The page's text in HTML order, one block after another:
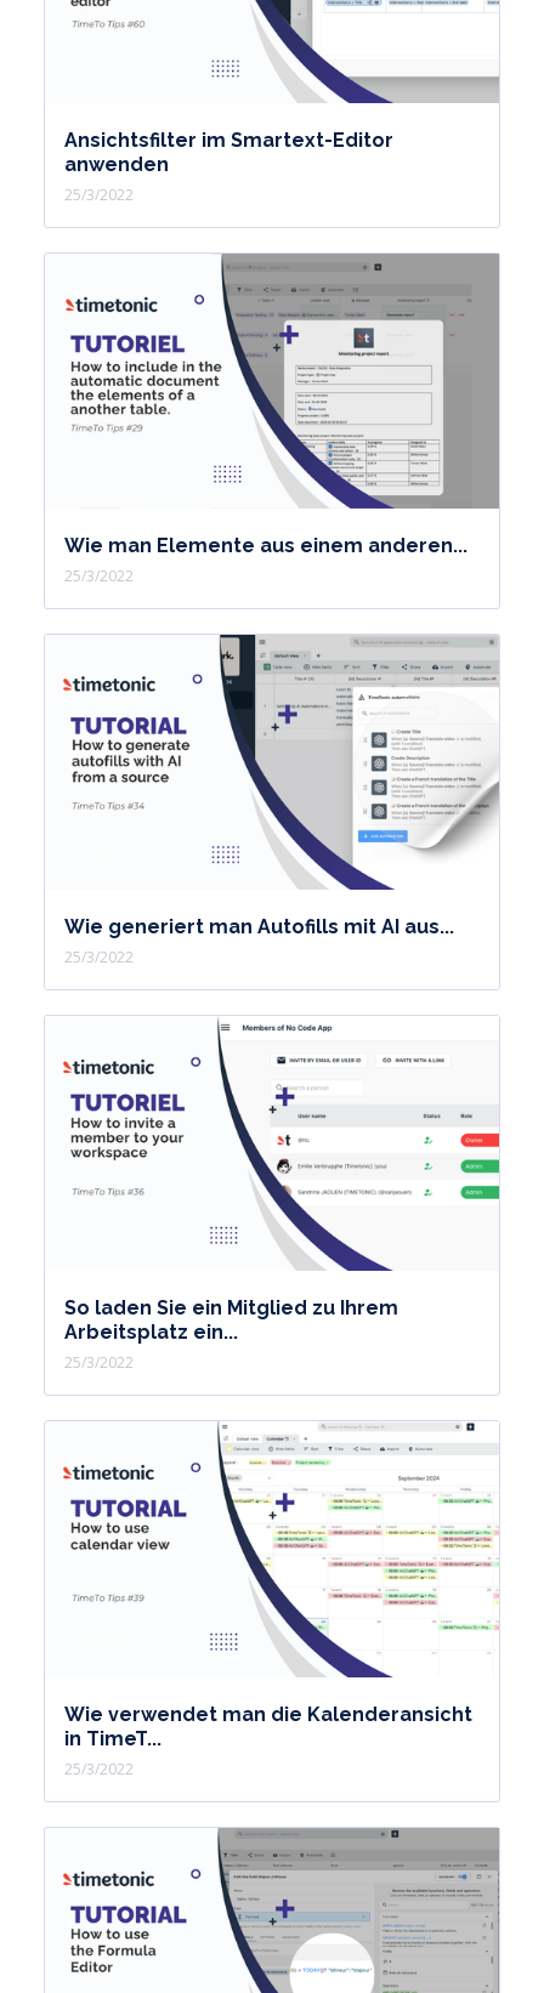
Ansichtsfilter im Smartext-Editor
anwenden
25/3/2022
Wie man Elemente aus einem anderen...
25/3/2022
Wie generiert man Autofills mit AI aus...
25/3/2022
So laden Sie ein Mitglied zu Ihrem
Arbeitsplatz ein...
25/3/2022
Wie verwendet man die Kalenderansicht
in TimeT...
25/3/2022